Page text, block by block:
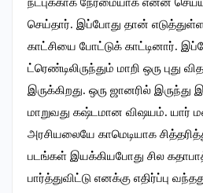
செய்தார். இப்போது தான் எடுத்துள்ள
காட்சியை போட்டுக் காட்டினார்.
ட்ரெண்டிலிருந்தும் மாறி ஒரு புது
இருக்கிறது. ஒரு ஜானரில்
மாறுவது கஷ்டமான விஷயம். யார்
அரசியலையே காமெடியாக
படங்கள் இயக்கியபோது சில
பார்த்துவிட்டு எனக்கு எதிர்ப்பு